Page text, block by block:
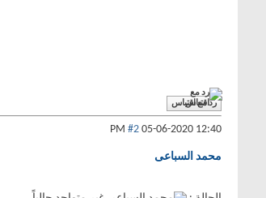
رد مع اقتباس
05-06-2020 12:40 PM
#2
محمد السباعى